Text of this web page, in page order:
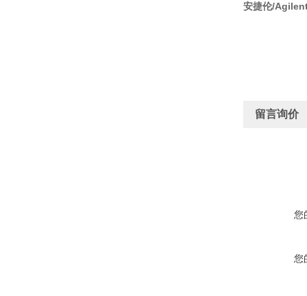
安捷伦/
留言询价
您
您